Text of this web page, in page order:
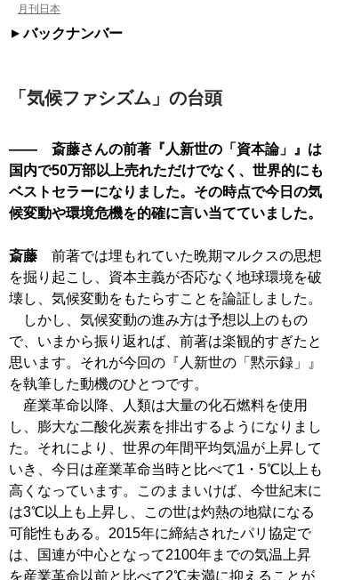
月刊日本
バックナンバー
「気候ファシズム」の台頭
―― 斎藤さんの前著『人新世の「資本論」』は
国内で50万部以上売れただけでなく、世界的にも
ベストセラーになりました。その時点で今日の気
候変動や環境危機を的確に言い当てていました。
斎藤 前著では埋もれていた晩期マルクスの思想
を掘り起こし、資本主義が否応なく地球環境を破
壊し、気候変動をもたらすことを論証しました。
しかし、気候変動の進み方は予想以上のもの
で、いまから振り返れば、前著は楽観的すぎたと
思います。それが今回の『人新世の「黙示録」』
を執筆した動機のひとつです。
産業革命以降、人類は大量の化石燃料を使用
し、膨大な二酸化炭素を排出するようになりまし
た。それにより、世界の年間平均気温が上昇して
いき、今日は産業革命当時と比べて1・5℃以上も
高くなっています。このままいけば、今世紀末に
は3℃以上も上昇し、この世は灼熱の地獄になる
可能性もある。2015年に締結されたパリ協定で
は、国連が中心となって2100年までの気温上昇
を産業革命以前と比べて2℃未満に抑えることが